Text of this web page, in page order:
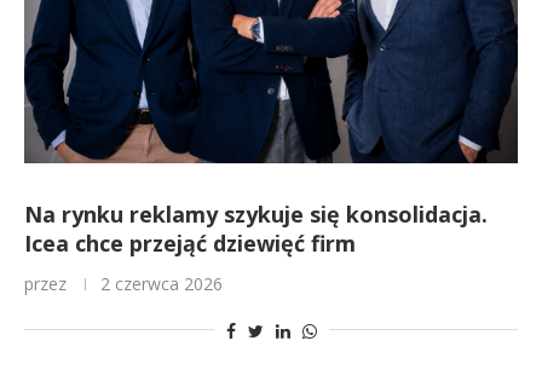
Na rynku reklamy szykuje się konsolidacja.
Icea chce przejąć dziewięć firm
przez 2 czerwca 2026